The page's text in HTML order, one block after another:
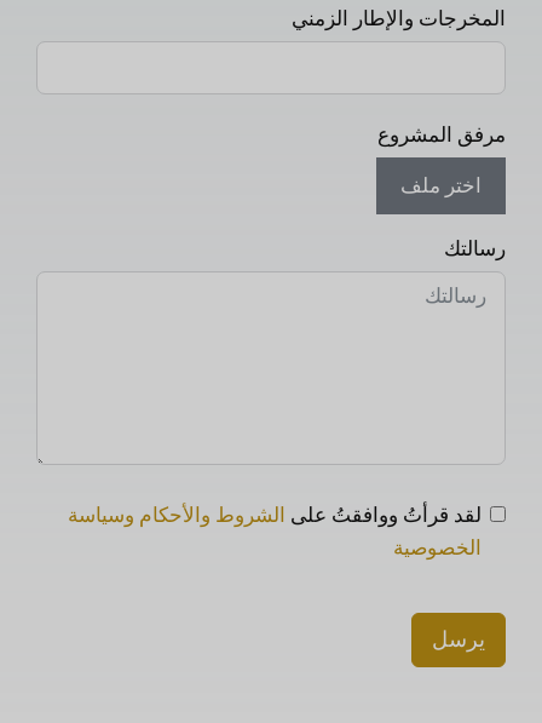
المخرجات والإطار الزمني
مرفق المشروع
اختر ملف
رسالتك
لقد قرأتُ ووافقتُ على الشروط والأحكام وسياسة
الخصوصية
يرسل